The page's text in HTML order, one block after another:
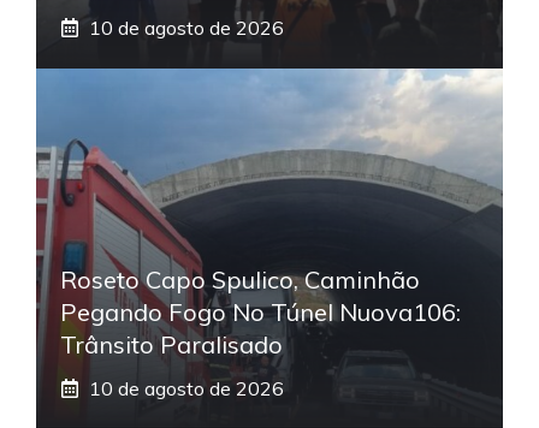
10 de agosto de 2026
Roseto Capo Spulico, Caminhão
Pegando Fogo No Túnel Nuova106:
Trânsito Paralisado
10 de agosto de 2026